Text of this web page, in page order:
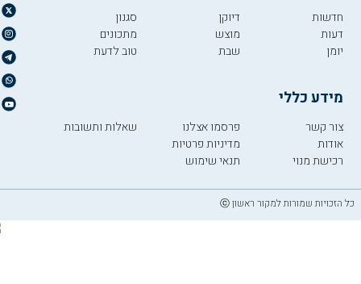
חדשות
דעות
יומן
דיוקן
מוצש
שבת
סגנון
מתכונים
טוב לדעת
מידע כללי
צור קשר
אודות
רכישת מנוי
פרסמו אצלנו
מדיניות פרטיות
תנאי שימוש
שאלות ותשובות
כל הזכויות שמורות למקור ראשון ⓒ